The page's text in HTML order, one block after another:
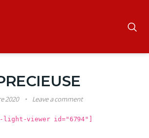
2020 Leave a comment
light-viewer id="6794"]